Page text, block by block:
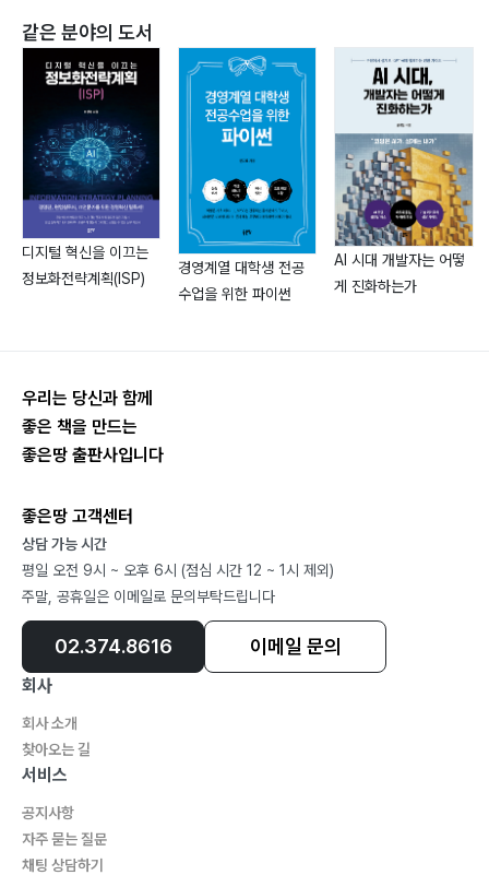
같은 분야의 도서
디지털 혁신을 이끄는
정보화전략계획(ISP)
경영계열 대학생 전공
수업을 위한 파이썬
AI 시대 개발자는 어떻
게 진화하는가
우리는 당신과 함께
좋은 책을 만드는
좋은땅 출판사입니다
좋은땅 고객센터
상담 가능 시간
평일 오전 9시 ~ 오후 6시 (점심 시간 12 ~ 1시 제외)
주말, 공휴일은 이메일로 문의부탁드립니다
02.374.8616 이메일 문의
회사
회사 소개
찾아오는 길
서비스
공지사항
자주 묻는 질문
채팅 상담하기